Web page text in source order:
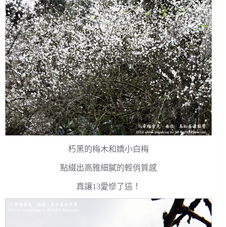
朽黑的梅木和嬌小白梅
點綴出高雅細膩的輕俏質感
真讓13愛慘了這！